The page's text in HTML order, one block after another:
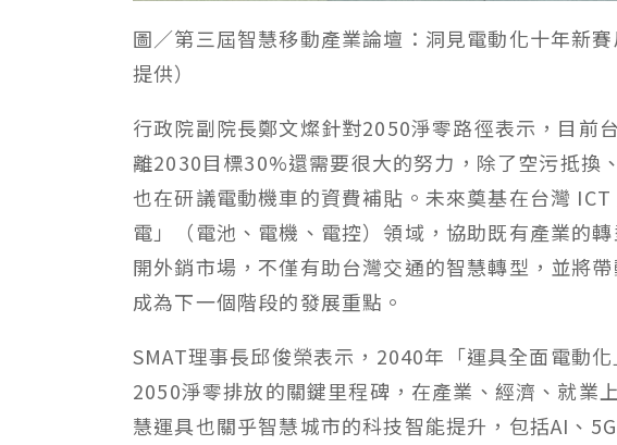
圖／第三屆智慧移動產業論壇：洞見電動化十年新
提供）
行政院副院長鄭文燦針對2050淨零路徑表示，目前
離2030目標30%還需要很大的努力，除了空污抵換
也在研議電動機車的資費補貼。未來奠基在台灣
電」（電池、電機、電控）領域，協助既有產業的
開外銷市場，不僅有助台灣交通的智慧轉型，並將
成為下一個階段的發展重點。
SMAT理事長邱俊榮表示，2040年「運具全面電動
2050淨零排放的關鍵里程碑，在產業、經濟、就業
慧運具也關乎智慧城市的科技智能提升，包括AI、